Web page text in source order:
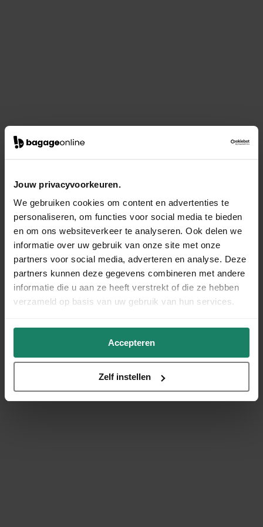
Jouw privacyvoorkeuren.
We gebruiken cookies om content en advertenties te
personaliseren, om functies voor social media te bieden
en om ons websiteverkeer te analyseren. Ook delen we
informatie over uw gebruik van onze site met onze
partners voor social media, adverteren en analyse. Deze
partners kunnen deze gegevens combineren met andere
informatie die u aan ze heeft verstrekt of die ze hebben
verzameld op basis van uw gebruik van hun services.
Accepteren
Zelf instellen